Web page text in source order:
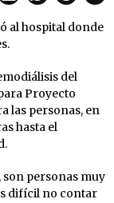
al hospital donde
del
Proyecto
las personas, en
hasta el
son personas muy
difícil no contar